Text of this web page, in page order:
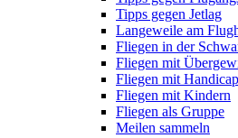
Tipps gegen Jetlag
Langeweile am
Fliegen in der
Fliegen mit
Fliegen mit Handicap
Fliegen mit Kindern
Fliegen als Gruppe
Meilen sammeln